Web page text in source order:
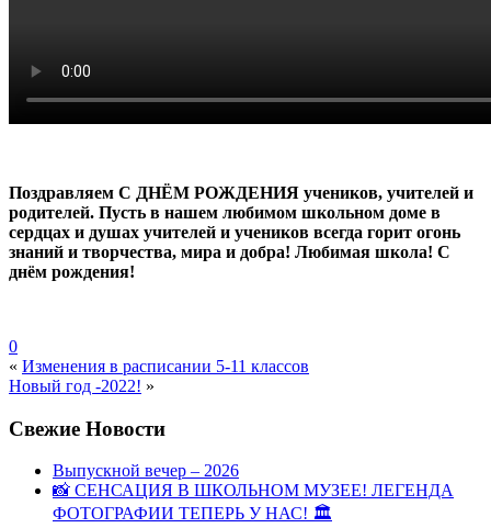
Поздравляем С ДНЁМ РОЖДЕНИЯ учеников, учителей и
родителей. Пусть в нашем любимом школьном доме в
сердцах и душах учителей и учеников всегда горит огонь
знаний и творчества, мира и добра! Любимая школа! С
днём рождения!
0
« Изменения в расписании 5-11 классов
Новый год -2022! »
Свежие Новости
Выпускной вечер – 2026
📸 СЕНСАЦИЯ В ШКОЛЬНОМ МУЗЕЕ! ЛЕГЕНДА
ФОТОГРАФИИ ТЕПЕРЬ У НАС! 🏛